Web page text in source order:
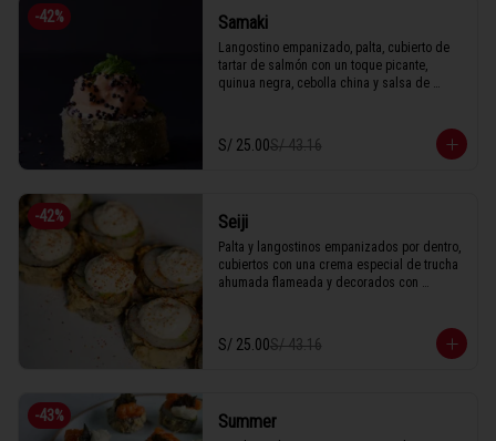
-42% Samaki
Langostino empanizado, palta, cubierto de
tartar de salmón con un toque picante,
quinua negra, cebolla china y salsa de
S/ 25.00S/ 43.16
-42% Seiji
Palta y langostinos empanizados por dentro,
cubiertos con una crema especial de trucha
ahumada flameada y decorados con
1 Tabla (10 unidades)
S/ 25.00S/ 43.16
-43% Summer